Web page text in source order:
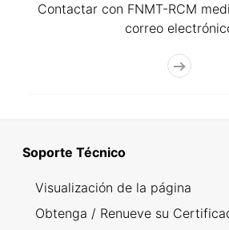
Contactar con FNMT-RCM
correo
Soporte Técnico
Visualización de la página
Obtenga / Renueve su